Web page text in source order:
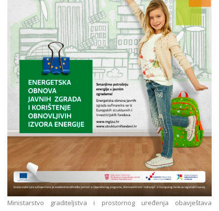
Ministarstvo graditeljstva i prostornog uređenja obavještava